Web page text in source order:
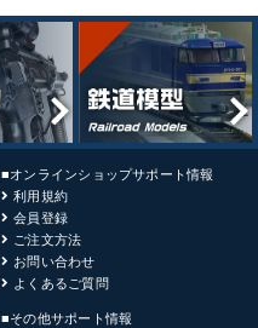
■オンラインショップサポート情報
利用規約
会員登録
ご注文方法
お問い合わせ
よくあるご質問
■その他サポート情報